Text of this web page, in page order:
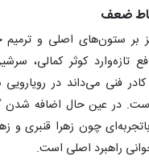
ضعف
بر ستون‌های اصلی و
کوثر کمالی،
فنی می‌داند در
در عین حال اضافه
چون زهرا قنبری و
راهبرد اصلی است.